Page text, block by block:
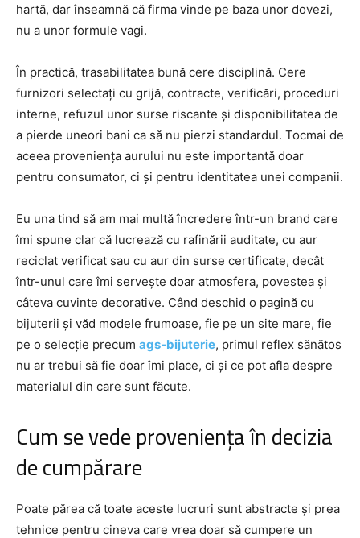
hartă, dar înseamnă că firma vinde pe baza unor dovezi,
nu a unor formule vagi.
În practică, trasabilitatea bună cere disciplină. Cere
furnizori selectați cu grijă, contracte, verificări, proceduri
interne, refuzul unor surse riscante și disponibilitatea de
a pierde uneori bani ca să nu pierzi standardul. Tocmai de
aceea proveniența aurului nu este importantă doar
pentru consumator, ci și pentru identitatea unei companii.
Eu una tind să am mai multă încredere într-un brand care
îmi spune clar că lucrează cu rafinării auditate, cu aur
reciclat verificat sau cu aur din surse certificate, decât
într-unul care îmi servește doar atmosfera, povestea și
câteva cuvinte decorative. Când deschid o pagină cu
bijuterii și văd modele frumoase, fie pe un site mare, fie
pe o selecție precum ags-bijuterie, primul reflex sănătos
nu ar trebui să fie doar îmi place, ci și ce pot afla despre
materialul din care sunt făcute.
Cum se vede proveniența în decizia
de cumpărare
Poate părea că toate aceste lucruri sunt abstracte și prea
tehnice pentru cineva care vrea doar să cumpere un